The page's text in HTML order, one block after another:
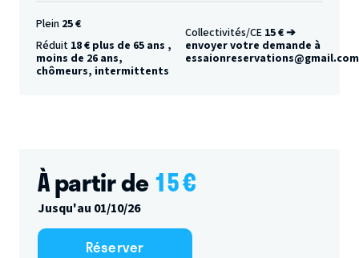
Plein 25 €
Réduit 18 € plus de 65 ans ,
moins de 26 ans,
chômeurs, intermittents
Collectivités/CE 15 € ➔
envoyer votre demande à
essaionreservations@gmail.com
À partir de15€
Jusqu'au 01/10/26
Réserver